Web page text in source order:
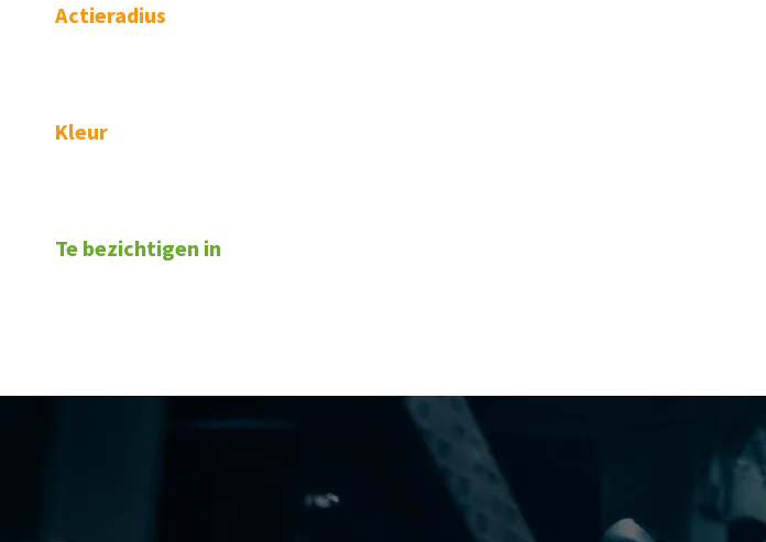
Actieradius
Kleur
Te bezichtigen in